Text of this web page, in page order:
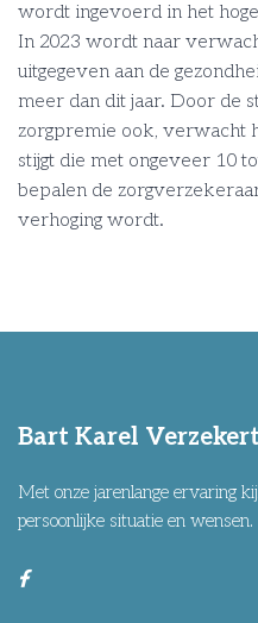
wordt ingevoerd in het
In 2023 wordt naar
uitgegeven aan de
meer dan dit jaar. Door de
zorgpremie ook, verwacht
stijgt die met ongeveer 10
bepalen de
verhoging wordt.
Bart Karel Verzekert
Met onze jarenlange ervaring
persoonlijke situatie en wensen.